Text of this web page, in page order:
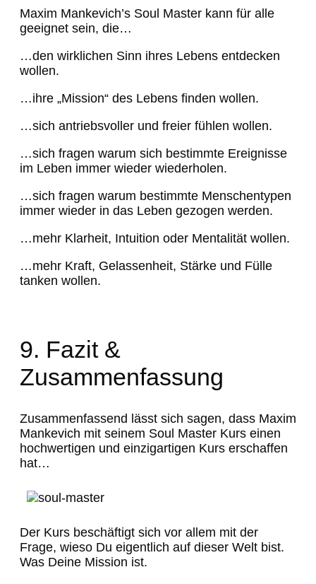
Maxim Mankevich’s Soul Master kann für alle
geeignet sein, die…
…den wirklichen Sinn ihres Lebens entdecken
wollen.
…ihre „Mission“ des Lebens finden wollen.
…sich antriebsvoller und freier fühlen wollen.
…sich fragen warum sich bestimmte Ereignisse
im Leben immer wieder wiederholen.
…sich fragen warum bestimmte Menschentypen
immer wieder in das Leben gezogen werden.
…mehr Klarheit, Intuition oder Mentalität wollen.
…mehr Kraft, Gelassenheit, Stärke und Fülle
tanken wollen.
9. Fazit &
Zusammenfassung
Zusammenfassend lässt sich sagen, dass Maxim
Mankevich mit seinem Soul Master Kurs einen
hochwertigen und einzigartigen Kurs erschaffen
hat…
Der Kurs beschäftigt sich vor allem mit der
Frage, wieso Du eigentlich auf dieser Welt bist.
Was Deine Mission ist.